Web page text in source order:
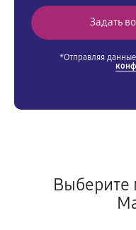
*Отправляя
Выберите